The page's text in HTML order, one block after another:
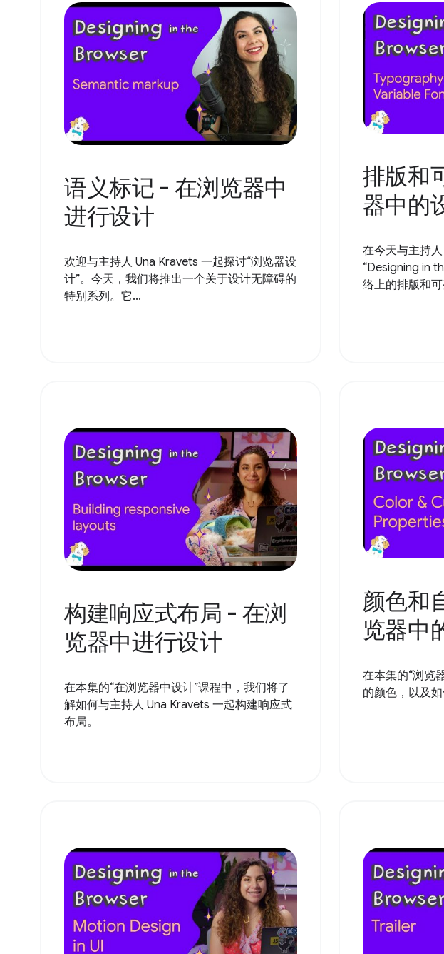
语义标记 - 在浏览器中
进行设计
欢迎与主持人 Una Kravets 一起探讨“浏览器设
计”。今天，我们将推出一个关于设计无障碍的
特别系列。它...
排版和
器中的
在今天与主持
“Designing in
络上的排版和
构建响应式布局 - 在浏
览器中进行设计
在本集的“在浏览器中设计”课程中，我们将了
解如何与主持人 Una Kravets 一起构建响应式
布局。
颜色和
览器中
在本集的“浏览
的颜色，以及